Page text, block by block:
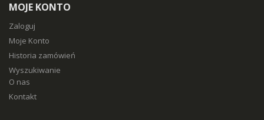
MOJE KONTO
Zaloguj
Moje Konto
Historia zamówień
Wyszukiwanie
O nas
Kontakt